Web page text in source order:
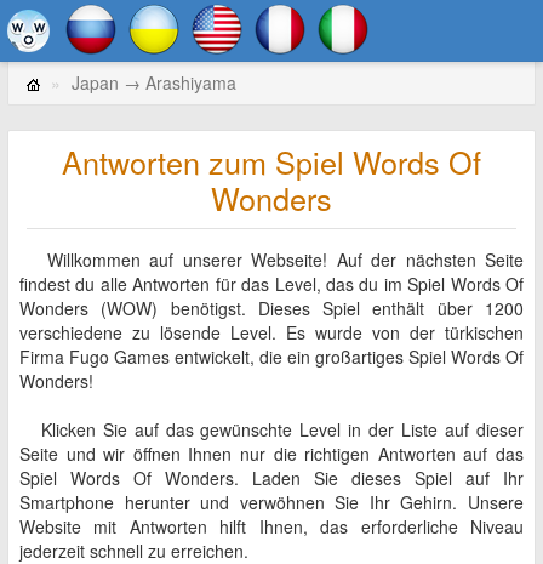
Japan → Arashiyama
Antworten zum Spiel Words Of
Wonders
Willkommen auf unserer Webseite! Auf der nächsten Seite
findest du alle Antworten für das Level, das du im Spiel Words Of
Wonders (WOW) benötigst. Dieses Spiel enthält über 1200
verschiedene zu lösende Level. Es wurde von der türkischen
Firma Fugo Games entwickelt, die ein großartiges Spiel Words Of
Wonders!
Klicken Sie auf das gewünschte Level in der Liste auf dieser
Seite und wir öffnen Ihnen nur die richtigen Antworten auf das
Spiel Words Of Wonders. Laden Sie dieses Spiel auf Ihr
Smartphone herunter und verwöhnen Sie Ihr Gehirn. Unsere
Website mit Antworten hilft Ihnen, das erforderliche Niveau
jederzeit schnell zu erreichen.